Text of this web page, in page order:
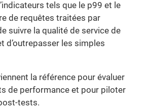
tels que le p99 et le
de requêtes traitées par
suivre la qualité de service de
d’outrepasser les simples
la référence pour évaluer
de performance et pour piloter
tests.